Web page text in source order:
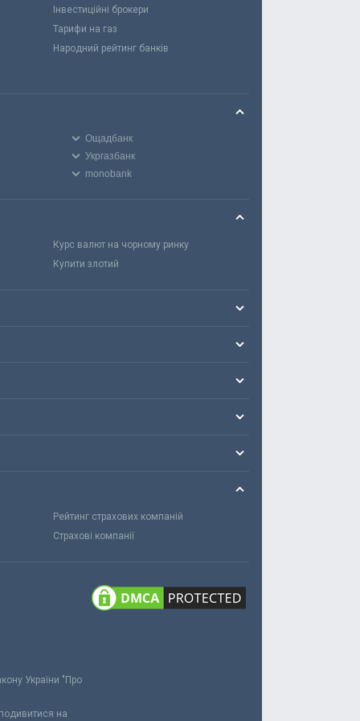
Інвестиційні брокери
Тарифи на газ
Народний рейтинг банків
Ощадбанк
Укргазбанк
monobank
Курс валют на чорному ринку
Купити злотий
Рейтинг страхових компаній
Страхові компанії
України "Про
на